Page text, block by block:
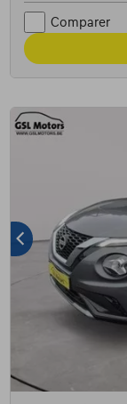
Comparer